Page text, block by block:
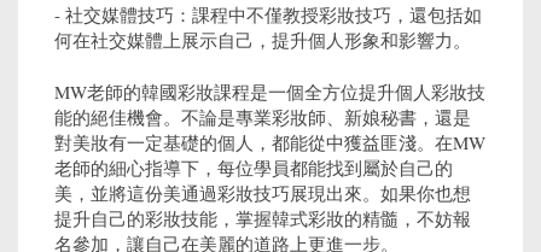
- 社交媒體技巧：課程中不僅教授彩妝技巧，還包括如
何在社交媒體上展示自己，提升個人形象和影響力。
MW老師的韓國彩妝課程是一個全方位提升個人彩妝技
能的絕佳機會。不論是專業彩妝師、新娘秘書，還是
對美妝有一定基礎的個人，都能從中獲益匪淺。在MW
老師的細心指導下，每位學員都能找到屬於自己的
美，並將這份美通過彩妝技巧展現出來。如果你也想
提升自己的彩妝技能，掌握韓式彩妝的精髓，不妨報
名參加，讓自己在美麗的道路上更進一步。